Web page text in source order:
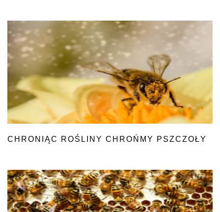
CHRONIĄC ROŚLINY CHROŃMY PSZCZOŁY